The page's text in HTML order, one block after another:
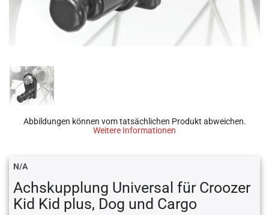
Abbildungen können vom tatsächlichen Produkt abweichen.
Weitere Informationen
N/A
Achskupplung Universal für Croozer
Kid Kid plus, Dog und Cargo